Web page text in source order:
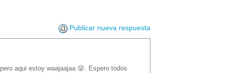
Publicar nueva respuesta
aqui estoy waajaajaa 😝. Espero todos